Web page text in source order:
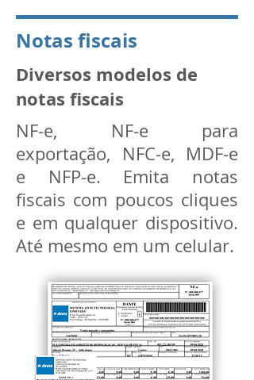
Notas fiscais
Diversos modelos de
notas fiscais
NF-e, NF-e para
exportação, NFC-e, MDF-e
e NFP-e. Emita notas
fiscais com poucos cliques
e em qualquer dispositivo.
Até mesmo em um celular.